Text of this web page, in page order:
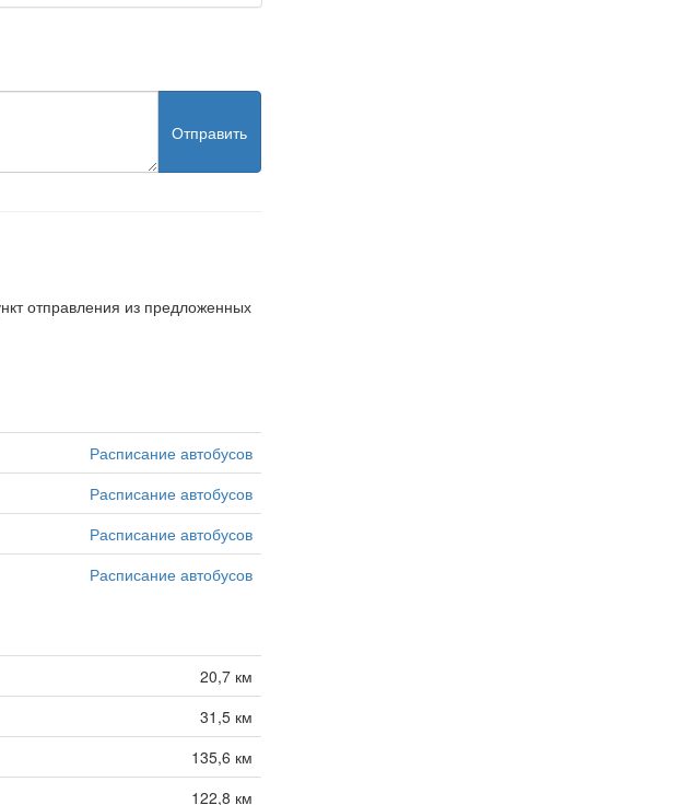
Отправить
отправления из предложенных
Расписание автобусов
Расписание автобусов
Расписание автобусов
Расписание автобусов
20,7 км
31,5 км
135,6 км
122,8 км